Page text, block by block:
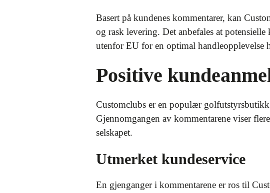
Basert på kundenes kommentarer, kan
og rask levering. Det anbefales at
utenfor EU for en optimal handleopplevelse
Positive
Customclubs er en populær
Gjennomgangen av kommentarene viser
selskapet.
Utmerket kundeservice
En gjenganger i kommentarene er ros til